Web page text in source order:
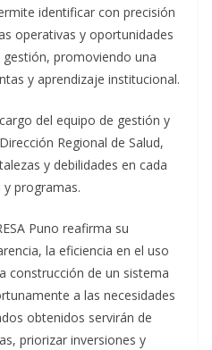
identificar con precisión
operativas y oportunidades
promoviendo una
y aprendizaje institucional.
del equipo de gestión y
Regional de Salud,
y debilidades en cada
y programas.
Puno reafirma su
la eficiencia en el uso
construcción de un sistema
a las necesidades
obtenidos servirán de
priorizar inversiones y